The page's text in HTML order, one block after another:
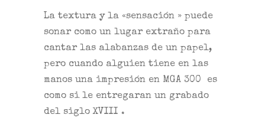
La textura y la «sensación » puede
sonar como un lugar extraño para
cantar las alabanzas de un papel,
pero cuando alguien tiene en las
manos una impresión en MGA 300 es
como si le entregaran un grabado
del siglo XVIII .